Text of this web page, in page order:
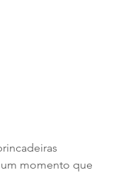
momento que